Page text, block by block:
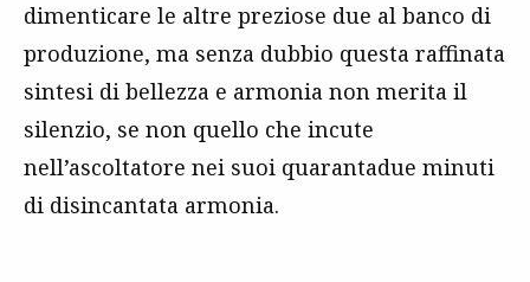
dimenticare le altre preziose due al banco di
produzione, ma senza dubbio questa raffinata
sintesi di bellezza e armonia non merita il
silenzio, se non quello che incute
nell’ascoltatore nei suoi quarantadue minuti
di disincantata armonia.